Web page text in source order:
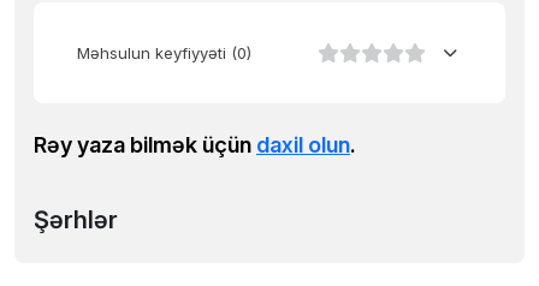
Məhsulun keyfiyyəti (0)
Rəy yaza bilmək üçün daxil olun.
Şərhlər